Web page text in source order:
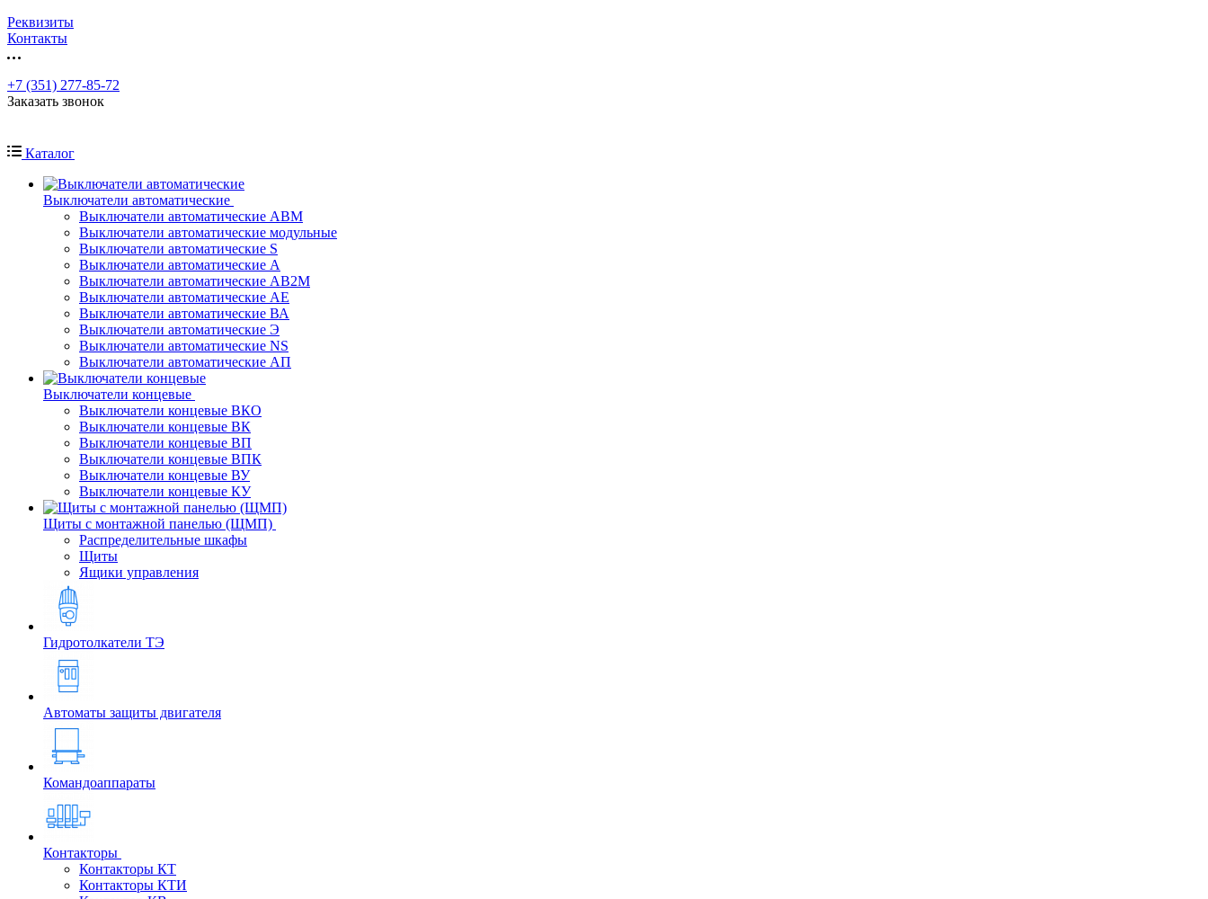
Реквизиты
Контакты
+7 (351) 277-85-72
Заказать звонок
Каталог
Выключатели автоматические
Выключатели автоматические АВМ
Выключатели автоматические модульные
Выключатели автоматические S
Выключатели автоматические А
Выключатели автоматические АВ2М
Выключатели автоматические АЕ
Выключатели автоматические ВА
Выключатели автоматические Э
Выключатели автоматические NS
Выключатели автоматические АП
Выключатели концевые
Выключатели концевые ВКО
Выключатели концевые ВК
Выключатели концевые ВП
Выключатели концевые ВПК
Выключатели концевые ВУ
Выключатели концевые КУ
Щиты с монтажной панелью (ЩМП)
Распределительные шкафы
Щиты
Ящики управления
Гидротолкатели ТЭ
Автоматы защиты двигателя
Командоаппараты
Контакторы
Контакторы КТ
Контакторы КТИ